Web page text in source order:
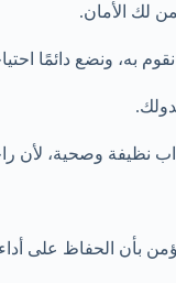
لك الأمان.
به، ونضع دائمًا
نظيفة وصحية، لأن
نؤمن بأن الحفاظ